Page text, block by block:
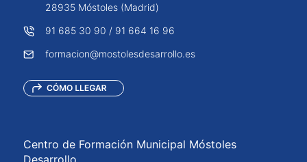
28935 Móstoles (Madrid)
91 685 30 90 / 91 664 16 96
formacion@mostolesdesarrollo.es
Centro de Formación Municipal Móstoles
Desarrollo